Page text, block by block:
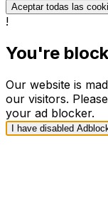
Aceptar todas las
!
You're
Our website is
our visitors.
your ad blocker.
I have disabled